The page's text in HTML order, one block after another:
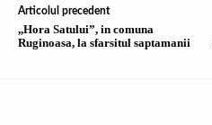
Articolul precedent
,,Hora Satului”, in comuna
Ruginoasa, la sfarsitul saptamanii